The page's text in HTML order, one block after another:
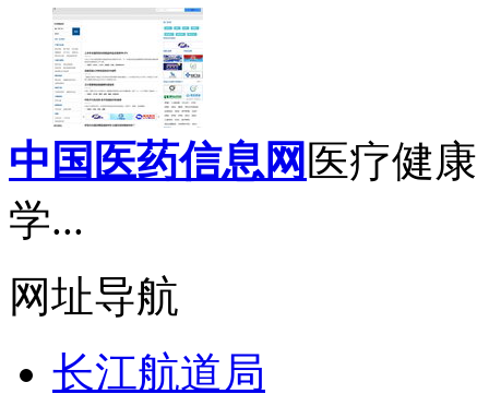
中国医药信息网 医疗健
学...
网址导航
长江航道局